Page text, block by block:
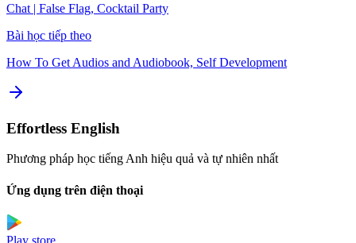
Chat | False Flag, Cocktail Party
Bài học tiếp theo
How To Get Audios and Audiobook, Self Development
Effortless English
Phương pháp học tiếng Anh hiệu quả và tự nhiên nhất
Ứng dụng trên điện thoại
Play store